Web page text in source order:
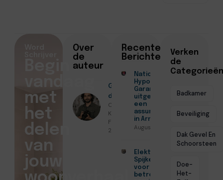
Over
de
auteur
Geschreven
door
Christiaan
Koenders ●
Februari 15,
2026
Recente
Berichten
Nationale
Hypotheek
Garantie
uitgelegd door
een
assurantiekantoor
in Arnhem
Augustus 7, 2026
Elektricien
Spijkenisse
voor
betrouwbare
Verken
de
Categorieën
Badkamer
Beveiliging
Dak Gevel En
Schoorsteen
Doe-
Het-
met
het
delen
van
jouw